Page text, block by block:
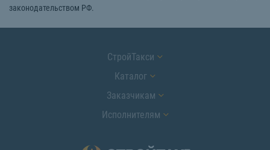
законодательством РФ.
СтройТакси
Каталог
Заказчикам
Исполнителям